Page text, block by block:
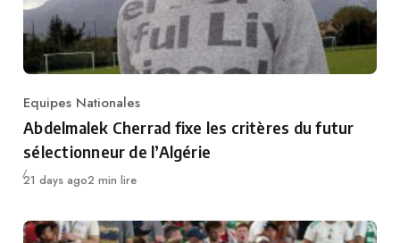
Category
Equipes Nationales
Abdelmalek Cherrad fixe les critères du futur
sélectionneur de l’Algérie
Publié
21 days ago2 min lire